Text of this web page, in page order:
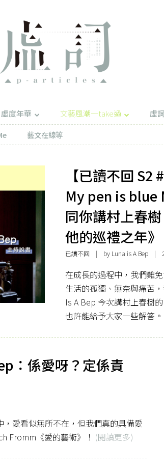
虛度年華 文藝風潮一take過 虛
藝文在線等
【已讀不回 S2
My pen is blue
同你講村上春
他的巡禮之年》
已讀不回 | by Luna is A Bep |
在成長的過程中，我們難
生活的孤獨、無奈與痛苦
Is A Bep 今次講村上春樹
也許能給予大家一些解答。
：係愛呀？定係責
愛看似無所不在，但我們真的具備愛
Fromm《愛的藝術》！ (閱讀更多)